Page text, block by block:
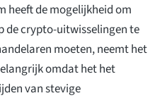
heeft de mogelijkheid om
de crypto-uitwisselingen te
moeten, neemt het
omdat het het
van stevige